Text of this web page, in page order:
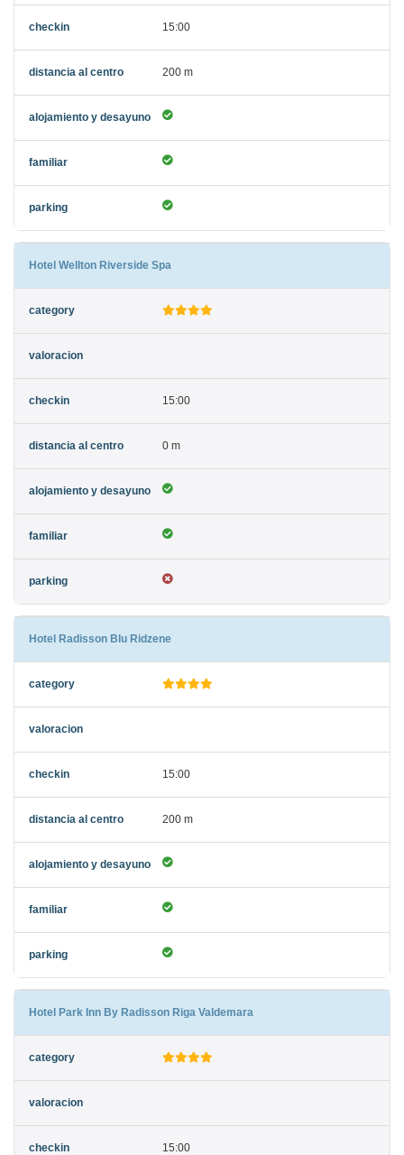
15:00
200 m
Hotel Wellton Riverside Spa
15:00
0 m
Hotel Radisson Blu Ridzene
15:00
200 m
Hotel Park Inn By Radisson Riga Valdemara
15:00